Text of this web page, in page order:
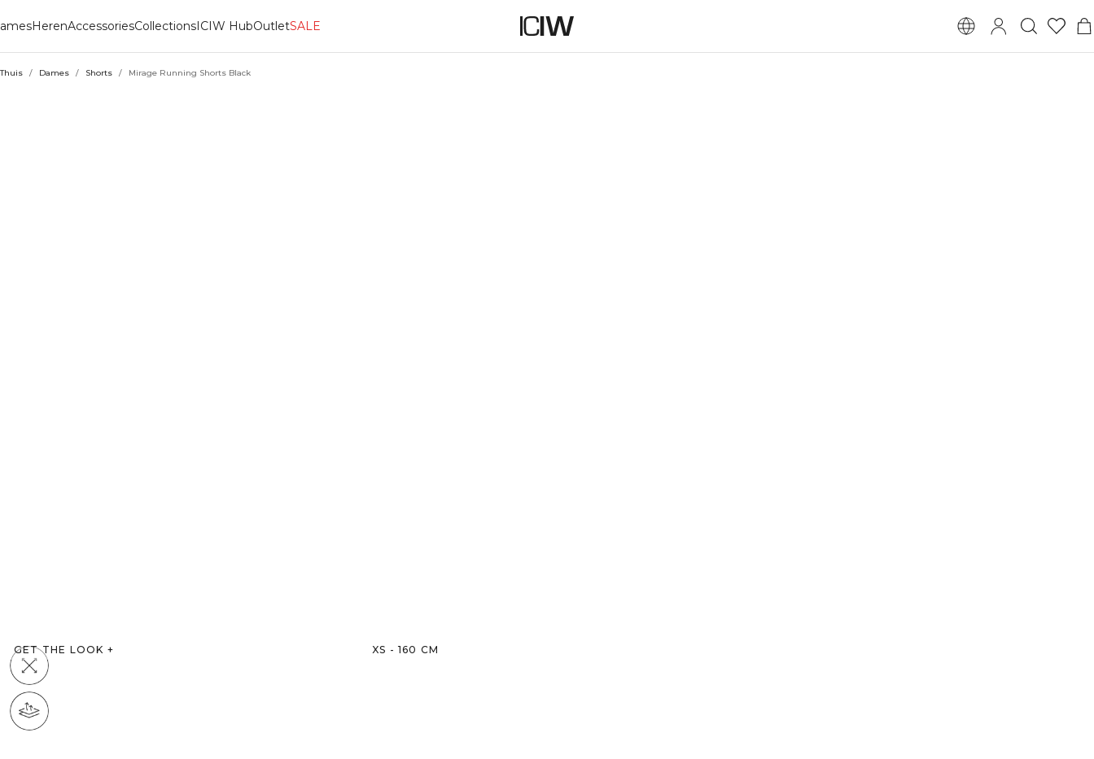
HerenAccessoriesCollectionsICIW HubOutletSALE
Thuis / Dames / Shorts / Mirage Running Shorts Black
GET THE LOOK + XS - 160 CM